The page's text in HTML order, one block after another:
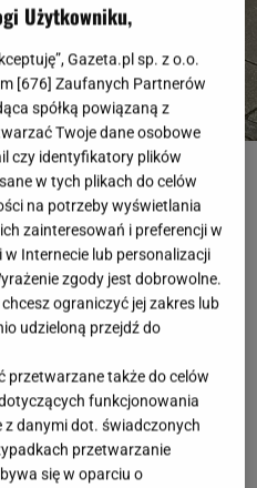
GALERIĘ(3)
nowa kolekcja butów,
jesienią, jednak,
nie rozpieszcza, mogą
na teraz! Blogerki
dlatego wyszukałam
w oko niejednej
Użytkowniku,
Gazeta.pl sp. z o.o.
[676] Zaufanych Partnerów
spółką powiązaną z
Twoje dane osobowe
czy identyfikatory plików
w tych plikach do celów
na potrzeby wyświetlania
zainteresowań i preferencji w
Internecie lub personalizacji
zgody jest dobrowolne.
ograniczyć jej zakres lub
udzieloną przejdź do
przetwarzane także do celów
funkcjonowania
z danymi dot. świadczonych
przetwarzanie
się w oparciu o